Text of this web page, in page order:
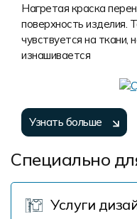
Нагретая краска
поверхность изделия.
чувствуется на ткани,
изнашивается
Узнать больше
Специально
Услуги